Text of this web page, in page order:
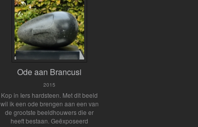
Ode aan Brancusi
2015
Kop in Iers hardsteen. Met dit beeld
wil ik een ode brengen aan een van
de grootste beeldhouwers die er
heeft bestaan. Geëxposeerd